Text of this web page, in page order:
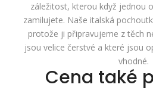
záležitost, kterou když jednou
zamilujete. Naše italská
protože ji připravujeme z těch
jsou velice čerstvé a které jsou
vhodné.
Cena také